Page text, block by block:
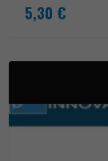
5,30 €